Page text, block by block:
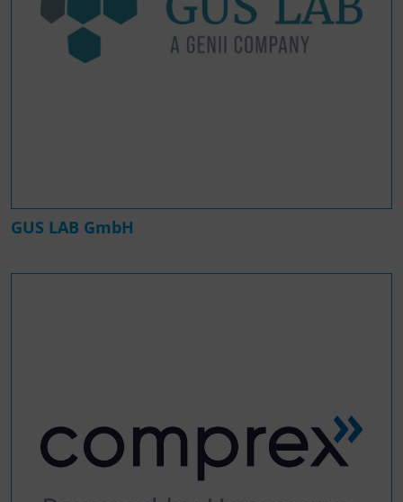
GUS LAB GmbH